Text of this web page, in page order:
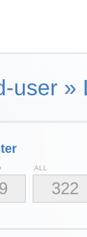
user »
ALL
322